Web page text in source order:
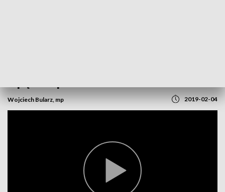
Wojciech Bularz, mp 2019-02-04